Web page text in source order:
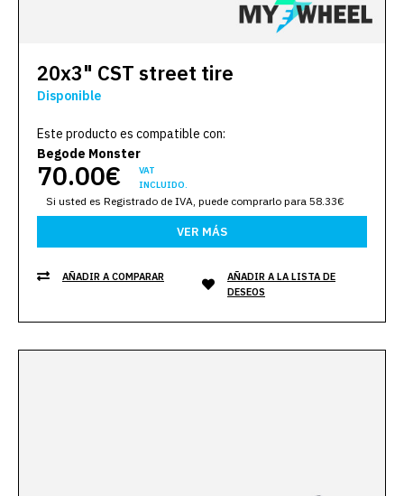
20x3" CST street tire
Disponible
Este producto es compatible con:
Begode Monster
70.00€
VAT
INCLUIDO.
Si usted es Registrado de IVA, puede comprarlo para 58.33€
VER MÁS
AÑADIR A COMPARAR
AÑADIR A LA LISTA DE
DESEOS